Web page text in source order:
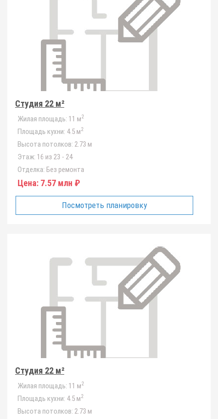
Студия 22 м²
Жилая площадь: 11 м2
Площадь кухни: 4.5 м2
Высота потолков: 2.73 м
Этаж: 16 из 23 - 24
Отделка: Без ремонта
Цена: 7.57 млн ₽
Посмотреть планировку
Студия 22 м²
Жилая площадь: 11 м2
Площадь кухни: 4.5 м2
Высота потолков: 2.73 м